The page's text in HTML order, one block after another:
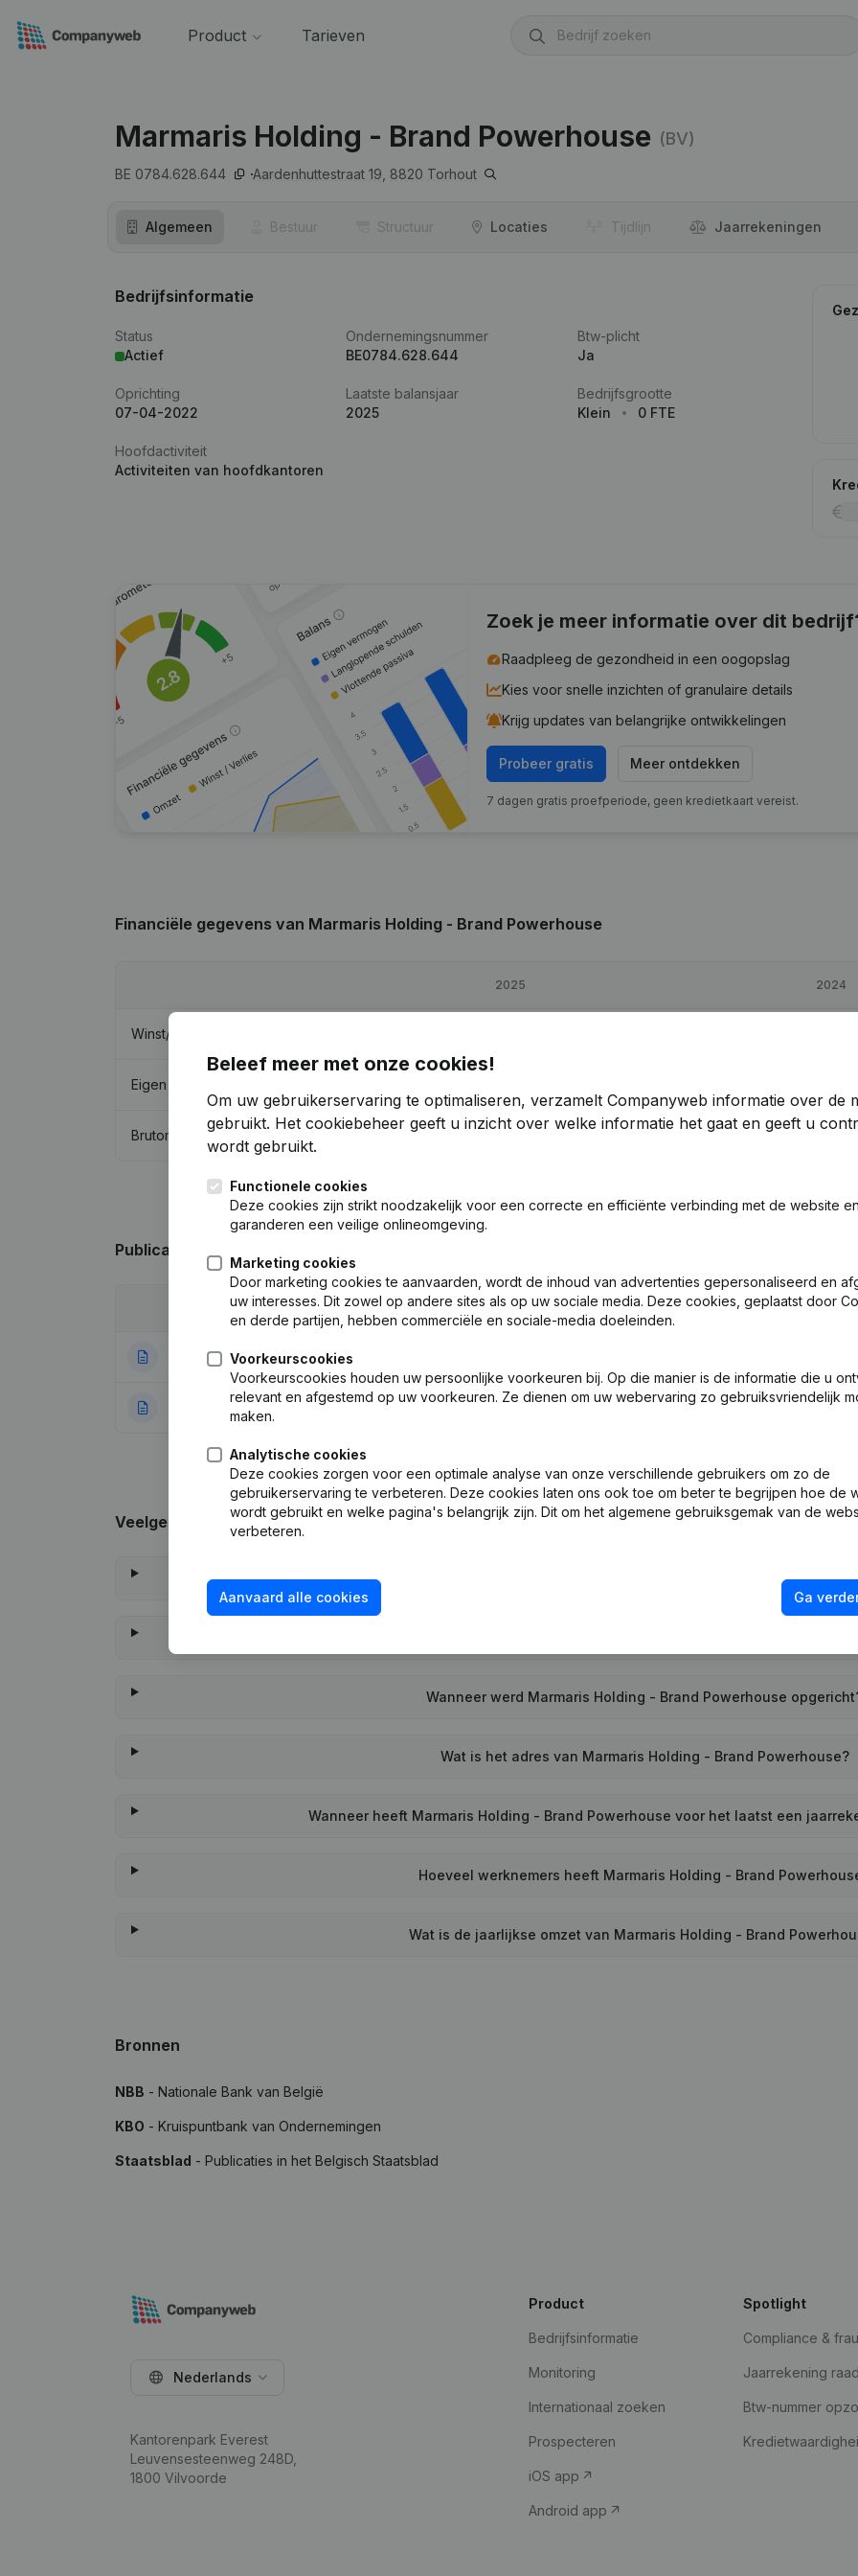
Product Tarieven
Marmaris Holding - Brand Powerhouse (BV)
BE 0784.628.644 Aardenhuttestraat 19, 8820 Torhout
Algemeen Bestuur Structuur Locaties Tijdlijn Jaar­rekeningen
Bedrijfsinformatie
Status
Actief
Ondernemingsnummer
BE0784.628.644
Btw-plicht
Ja
Oprichting
07-04-2022
Laatste balansjaar
2025
Bedrijfsgrootte
Klein
0 FTE
Hoofdactiviteit
Activiteiten van hoofdkantoren
Zoek je meer informatie over dit
Raadpleeg de gezondheid in een oogopslag
Kies voor snelle inzichten of granulaire details
Krijg updates van belangrijke ontwikkelingen
Probeer gratis Meer ontdekken
7 dagen gratis proefperiode, geen kredietkaart vereist.
Financiële gegevens van Marmaris Holding - Brand Powerhouse
2025 2024
Winst/Verlies
Eigen vermogen
Brutomarge
Publicaties
Publicatie
03-06-2022 Maatschappelijke Zetel
11-04-2022 Rubriek Oprichting (Nieuwe Rechtspersoon, Opening Bijkantoor, enz...)
Veelgestelde vragen
Wat is het btw-nummer van Marmaris Holding - Brand
Wanneer werd Marmaris Holding - Brand Powerhouse
Wat is het adres van Marmaris Holding - Brand Powerhouse?
Wanneer heeft Marmaris Holding - Brand Powerhouse voor het laatst een
Hoeveel werknemers heeft Marmaris Holding - Brand
Wat is de jaarlijkse omzet van Marmaris Holding - Brand
Bronnen
NBB - Nationale Bank van België
KBO - Kruispuntbank van Ondernemingen
Staatsblad - Publicaties in het Belgisch Staatsblad
Beleef meer met onze cookies!
Om uw gebruikerservaring te optimaliseren, verzamelt Companyweb informatie over de
gebruikt. Het cookiebeheer geeft u inzicht over welke informatie het gaat en geeft u
wordt gebruikt.
Functionele cookies
Deze cookies zijn strikt noodzakelijk voor een correcte en efficiënte verbinding met de website en
garanderen een veilige onlineomgeving.
Marketing cookies
Door marketing cookies te aanvaarden, wordt de inhoud van advertenties gepersonaliseerd en
uw interesses. Dit zowel op andere sites als op uw sociale media. Deze cookies, geplaatst door
en derde partijen, hebben commerciële en sociale-media doeleinden.
Voorkeurscookies
Voorkeurscookies houden uw persoonlijke voorkeuren bij. Op die manier is de informatie die u
relevant en afgestemd op uw voorkeuren. Ze dienen om uw webervaring zo gebruiksvriendelijk
maken.
Analytische cookies
Deze cookies zorgen voor een optimale analyse van onze verschillende gebruikers om zo de
gebruikerservaring te verbeteren. Deze cookies laten ons ook toe om beter te begrijpen hoe de
wordt gebruikt en welke pagina's belangrijk zijn. Dit om het algemene gebruiksgemak van de
verbeteren.
Aanvaard alle cookies Ga
Nederlands
Kantorenpark Everest
Leuvensesteenweg 248D,
1800 Vilvoorde
Product
Bedrijfsinformatie
Monitoring
Internationaal zoeken
Prospecteren
iOS app
Android app
Spotlight
Compliance &
Jaarrekening
Btw-nummer